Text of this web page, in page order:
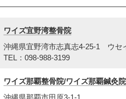
ワイズ宜野湾整骨院
沖縄県宜野湾市志真志4-25-1 ウセ
TEL：098-988-3199
ワイズ那覇整骨院/ワイズ那覇鍼灸院
沖縄県那覇市田原3-1-1